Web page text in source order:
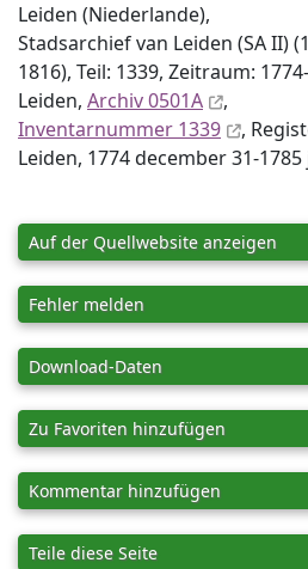
Leiden (Niederlande),
Stadsarchief van Leiden (SA II)
1816), Teil: 1339, Zeitraum:
Leiden, Archiv 0501A
,
Inventar­nummer 1339
,
Leiden, 1774 december 31-
Auf der Quellwebsite anzeigen
Fehler melden
Download-Daten
Zu Favoriten hinzufügen
Kommentar hinzufügen
Teile diese Seite